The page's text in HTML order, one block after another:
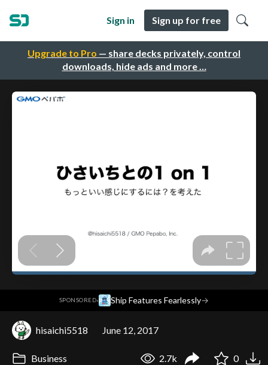
Upgrade to Pro — share decks privately, control
downloads, hide ads and more …
Sign in Sign up for free
SPONSORED· Ship Features Fearlessly→
hisaichi5518 June 12, 2017
Business 2.7k 0